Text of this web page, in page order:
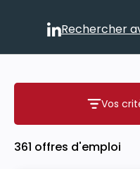
Rechercher
Vos
361 offres d'emploi